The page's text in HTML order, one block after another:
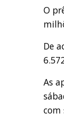
O
De
As
com